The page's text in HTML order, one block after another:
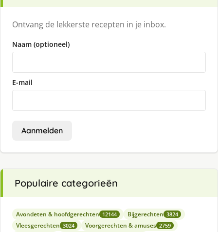
Ontvang de lekkerste recepten in je inbox.
Naam (optioneel)
E-mail
Aanmelden
Populaire categorieën
Avondeten & hoofdgerechten 12144 Bijgerechten 3824
Vleesgerechten 3024 Voorgerechten & amuses 2759